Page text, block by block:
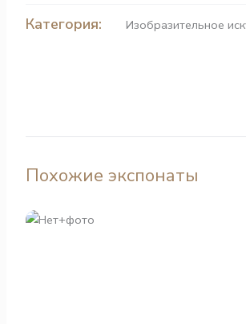
Категория: Изобразительное
Похожие экспонаты